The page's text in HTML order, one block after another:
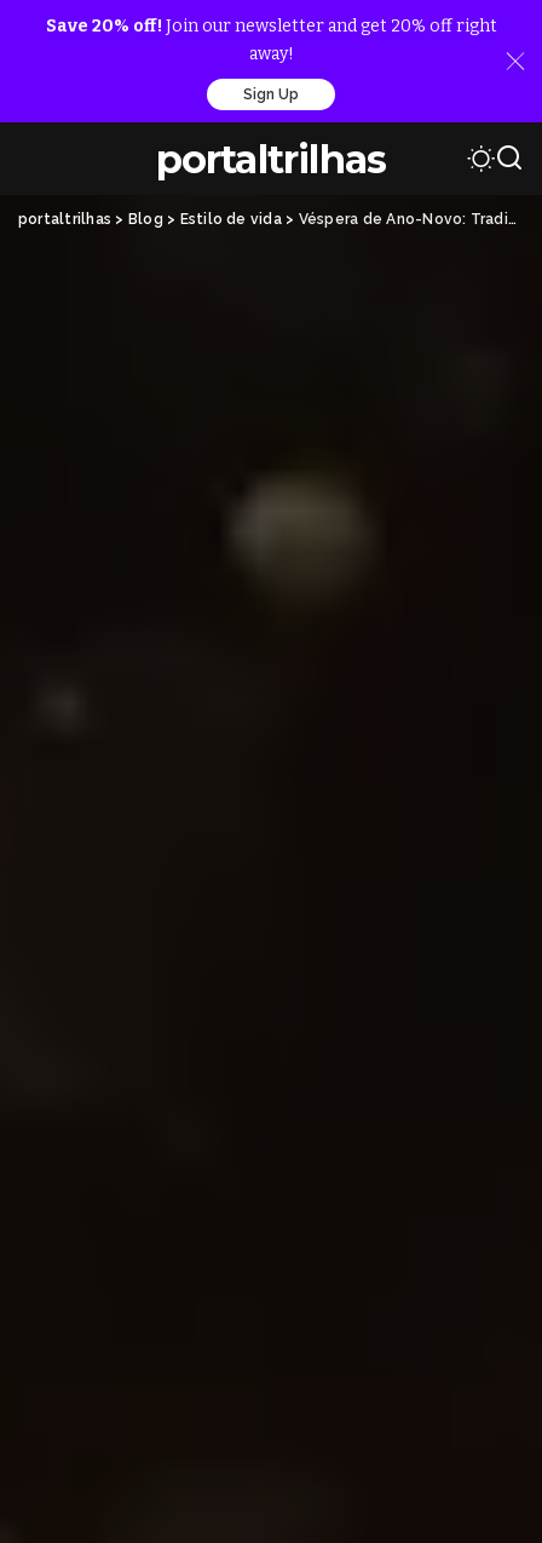
Save 20% off! Join our newsletter and get 20% off right
away!
Sign Up
portaltrilhas
portaltrilhas > Blog > Estilo de vida> Véspera de Ano-Novo: Tradições, Significados e Curiosidades para Celebrar a Virada com Energia Positiva